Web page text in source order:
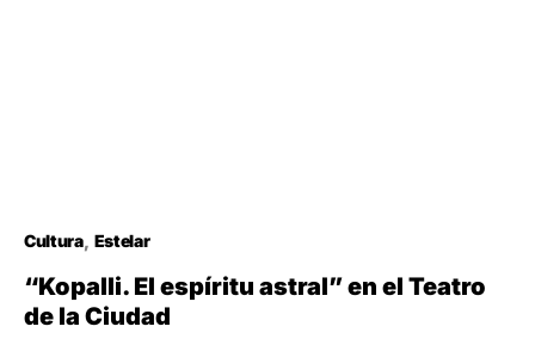
Cultura Estelar
“Kopalli. El espíritu astral” en el Teatro
de la Ciudad